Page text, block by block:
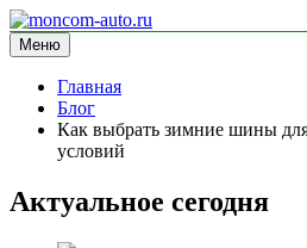
Перейти
к
содержимому
moncom-auto.ru
блог про автомобили
Меню
Главная
Блог
Как выбрать зимние шины
условий
Актуальное сегодня